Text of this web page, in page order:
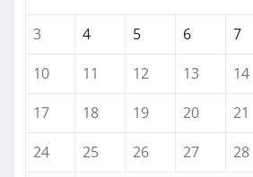
3
4 5 6 7
10
11 12 13 14
17
18 19 20 21
24
25 26 27 28